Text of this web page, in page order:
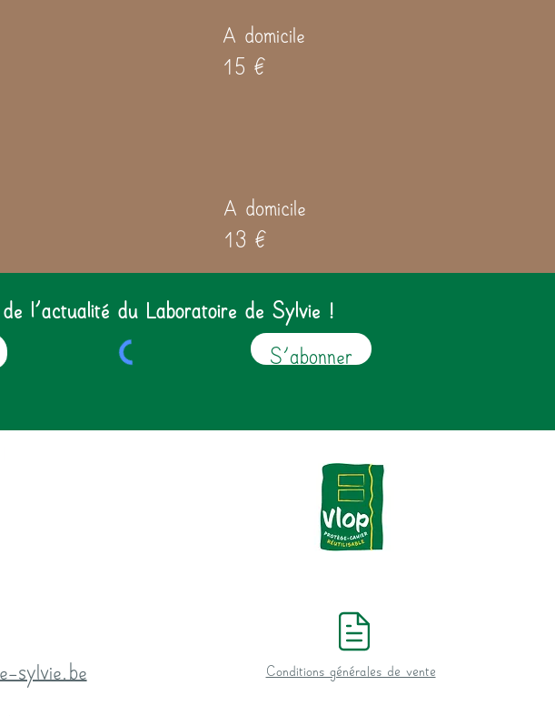
A domicile
15 €
A domicile
13 €
l'actualité du Laboratoire de Sylvie !
S'abonner
sylvie.be Conditions générales de vente